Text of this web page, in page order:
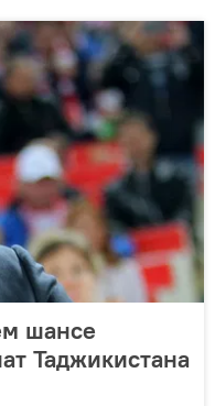
шансе
Таджикистана